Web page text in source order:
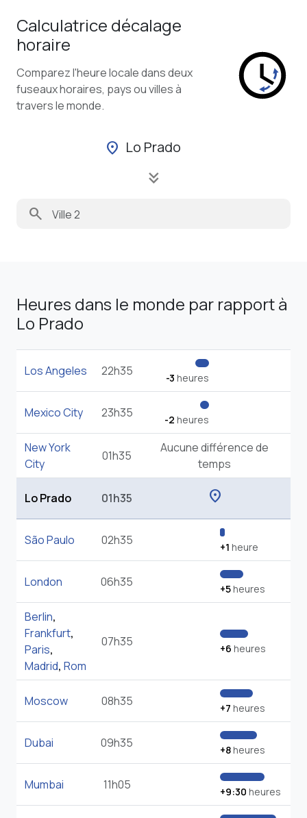
Calculatrice décalage
horaire
Comparez l'heure locale dans deux
fuseaux horaires, pays ou villes à
travers le monde.
location_on Lo Prado
keyboard_double_arrow_down
search
Heures dans le monde par rapport à
Lo Prado
Los Angeles 22h35 -3 heures
Mexico City 23h35 -2 heures
New York
City
01h35
Aucune différence de
temps
Lo Prado 01h35 location_on
São Paulo 02h35 +1 heure
London 06h35 +5heures
Berlin,
Frankfurt,
Paris,
Madrid, Rom
07h35 +6 heures
Moscow 08h35 +7 heures
Dubai 09h35 +8heures
Mumbai 11h05 +9:30 heures